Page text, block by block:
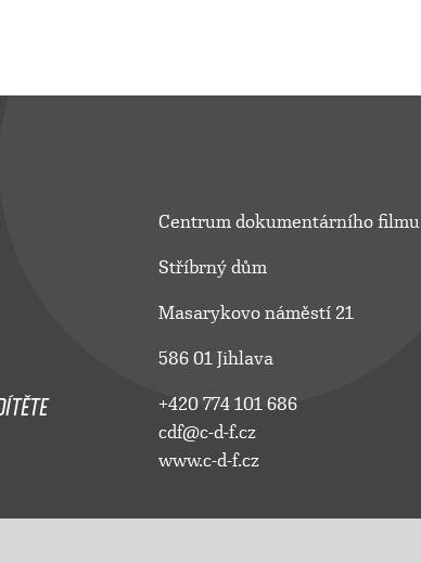
Centrum dokumentárního filmu
Stříbrný dům
Masarykovo náměstí 21
586 01 Jihlava
+420 774 101 686
cdf@c-d-f.cz
www.c-d-f.cz